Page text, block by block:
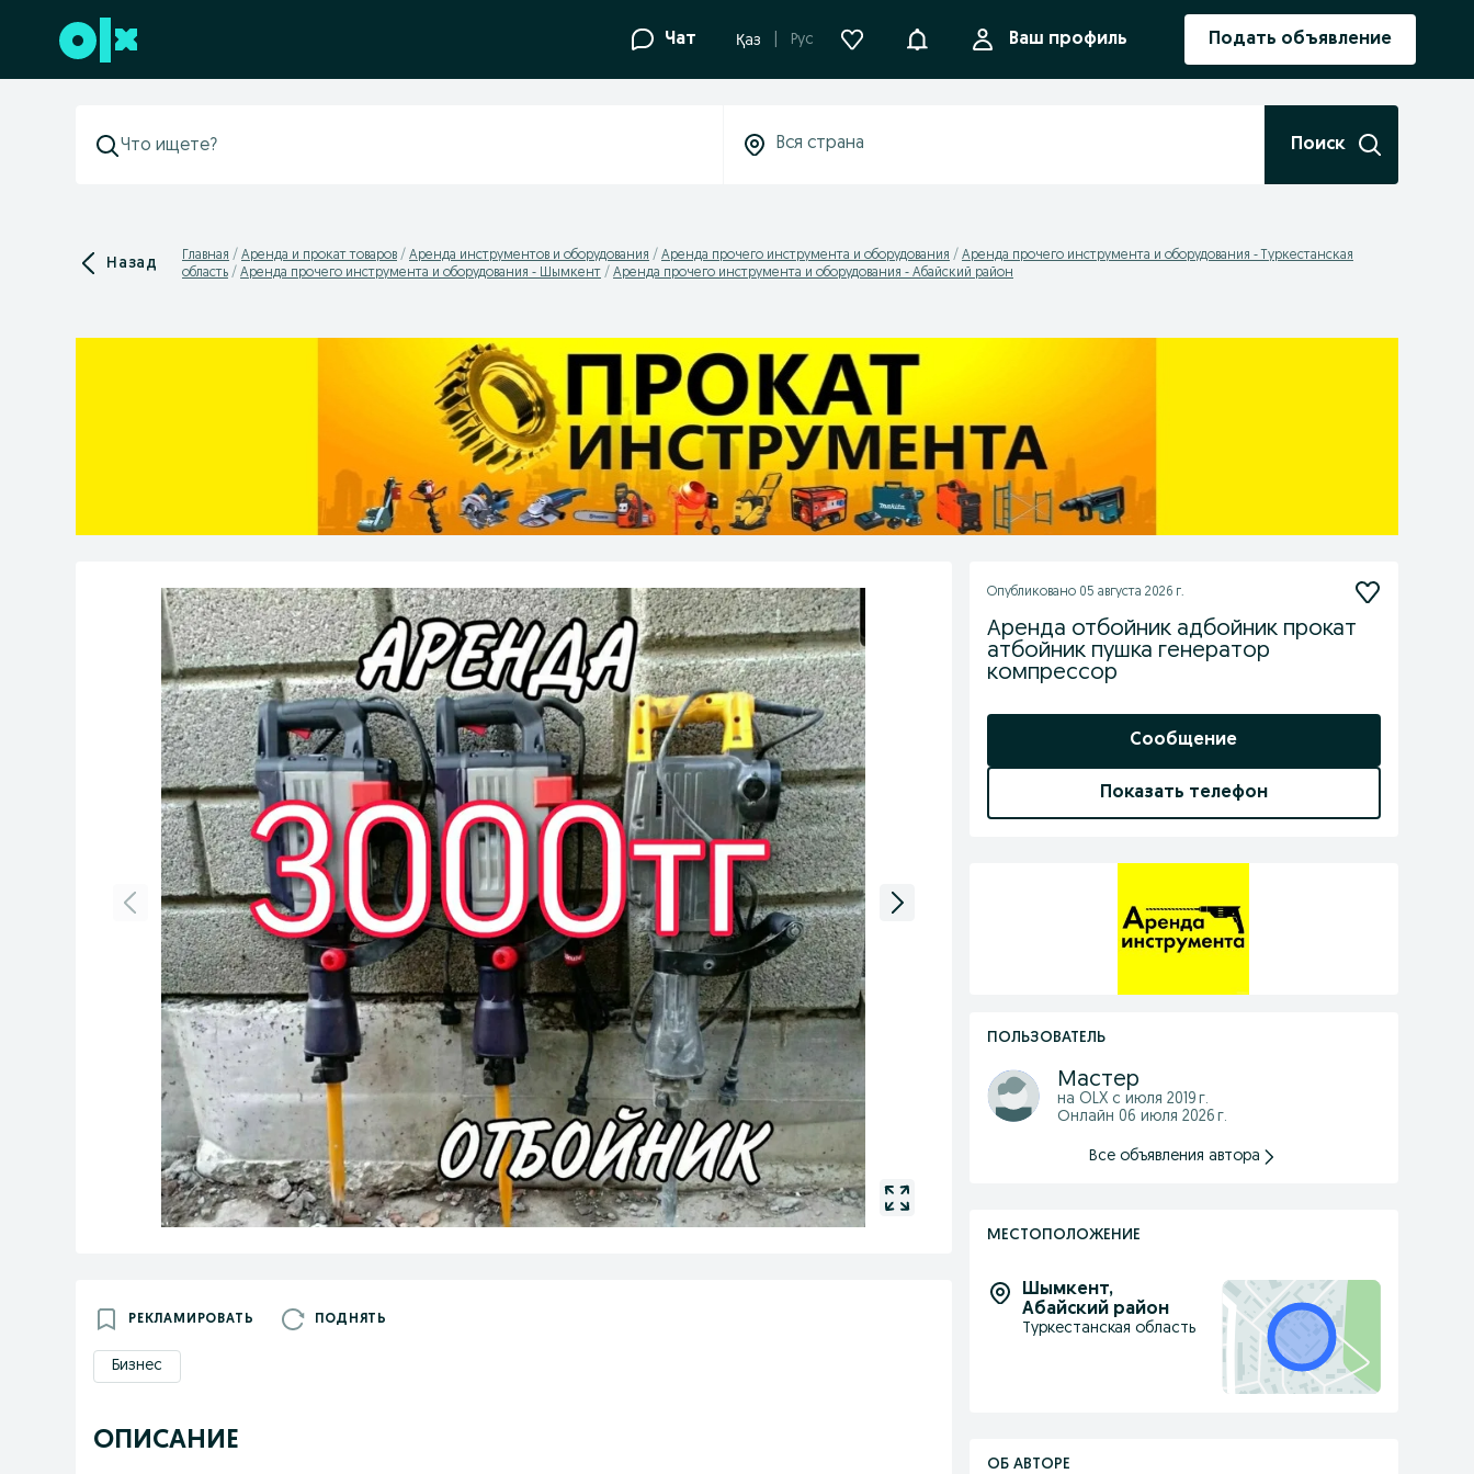
Перейти к нижнему колонтитулу Чат Қаз Рус УведомленияВаш профиль Подать объявление
Поиск
Назад Главная Аренда и прокат товаров Аренда инструментов и оборудования Аренда прочего инструмента и оборудования
Аренда прочего инструмента и оборудования - Туркестанская
область
Аренда прочего инструмента и оборудования - Шымкент Аренда прочего инструмента и оборудования - Абайский район
РЕКЛАМИРОВАТЬ ПОДНЯТЬ
Бизнес
ОПИСАНИЕ
Опубликовано 05 августа 2026 г.
Аренда отбойник адбойник прокат
атбойник пушка генератор
компрессор
Сообщение
Показать телефон
ПОЛЬЗОВАТЕЛЬ
Мастер
на OLX с июля 2019 г.
Онлайн 06 июля 2026 г.
Все объявления автора
МЕСТОПОЛОЖЕНИЕ
Шымкент,
Абайский район
Туркестанская область
ОБ АВТОРЕ